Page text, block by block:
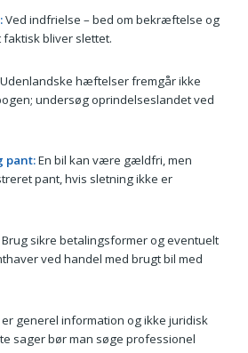
Ved indfrielse – bed om bekræftelse og
bliver slettet.
hæftelser fremgår ikke
undersøg oprindelseslandet ved
pant:En bil kan være gældfri, men
pant, hvis sletning ikke er
sikre betalingsformer og eventuelt
ved handel med brugt bil med
generel information og ikke juridisk
sager bør man søge professionel